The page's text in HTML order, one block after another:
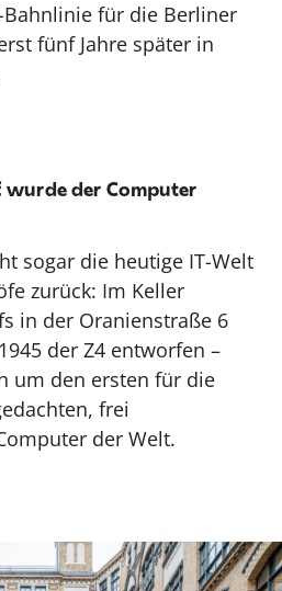
Bahnlinie für die Berliner
fünf Jahre später in
wurde der Computer
sogar die heutige IT-Welt
zurück: Im Keller
in der Oranienstraße 6
der Z4 entworfen –
um den ersten für die
frei
der Welt.